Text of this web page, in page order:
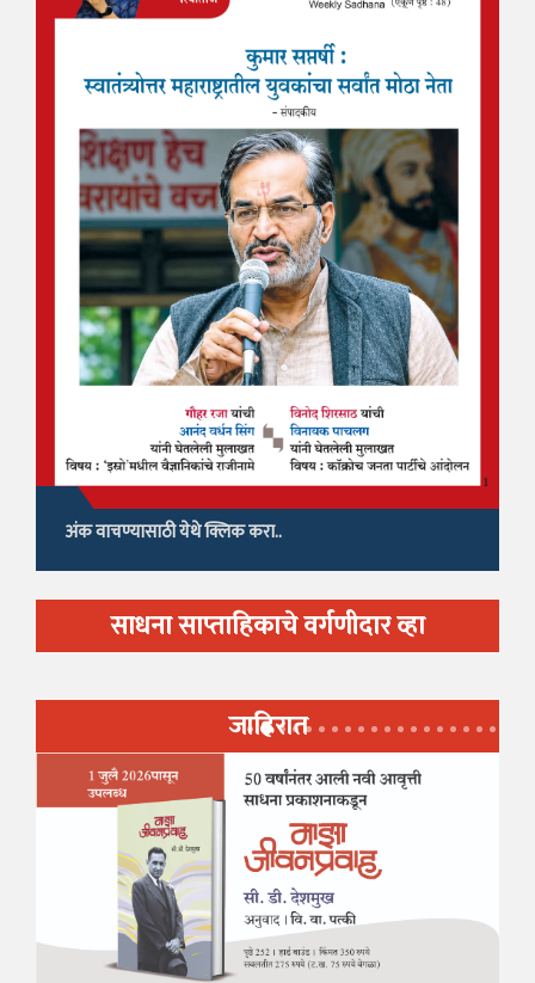
अंक वाचण्यासाठी येथे क्लिक करा..
साधना साप्ताहिकाचे वर्गणीदार व्हा
जाहिरात